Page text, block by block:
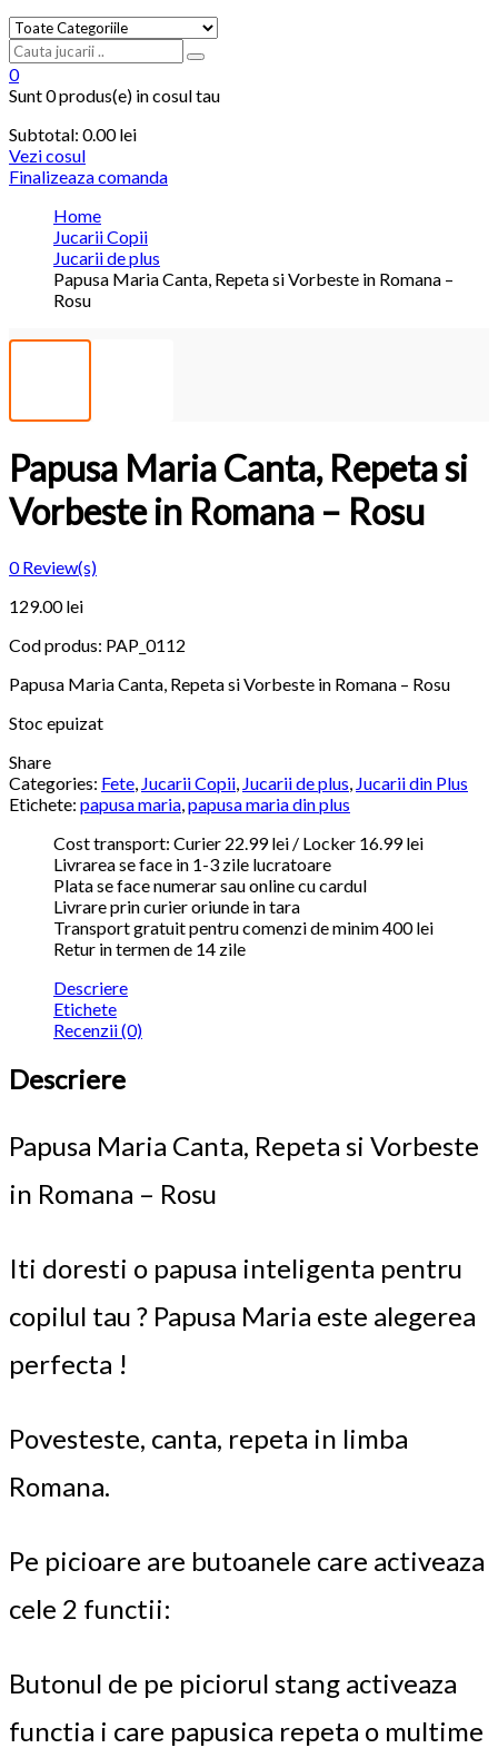
0
Sunt0 produs(e) in cosul tau
Subtotal: 0.00lei
Vezi cosul
Finalizeaza comanda
Home
Jucarii Copii
Jucarii de plus
Papusa Maria Canta, Repeta si Vorbeste in Romana –
Rosu
Papusa Maria Canta, Repeta si
Vorbeste in Romana – Rosu
0Review(s)
129.00lei
Cod produs: PAP_0112
Papusa Maria Canta, Repeta si Vorbeste in Romana – Rosu
Stoc epuizat
Share
Categories: Fete, Jucarii Copii, Jucarii de plus, Jucarii din Plus
Etichete: papusa maria,papusa maria din plus
Cost transport: Curier 22.99 lei / Locker 16.99 lei
Livrarea se face in 1-3 zile lucratoare
Plata se face numerar sau online cu cardul
Livrare prin curier oriunde in tara
Transport gratuit pentru comenzi de minim 400 lei
Retur in termen de 14 zile
Descriere
Etichete
Recenzii (0)
Descriere
Papusa Maria Canta, Repeta si Vorbeste
in Romana – Rosu
Iti doresti o papusa inteligenta pentru
copilul tau ? Papusa Maria este alegerea
perfecta !
Povesteste, canta, repeta in limba
Romana.
Pe picioare are butoanele care activeaza
cele 2 functii:
Butonul de pe piciorul stang activeaza
functia i care papusica repeta o multime